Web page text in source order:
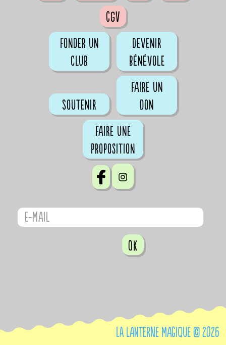
CGV
Fonder un
club
Devenir
bénévole
Soutenir
Faire un
don
Faire une
proposition
OK